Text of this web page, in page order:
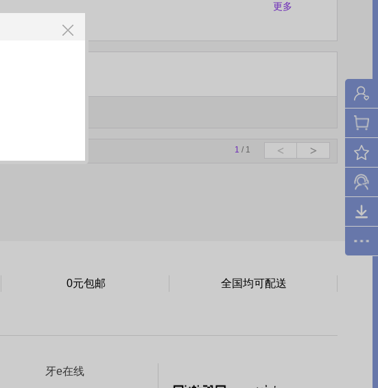
更多
1 / 1
0元包邮 全国均可配送
牙e在线